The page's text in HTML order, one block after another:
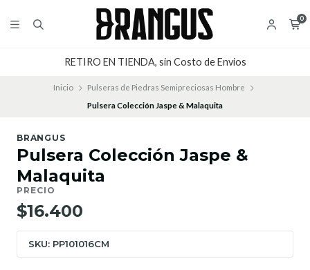
0
RETIRO EN TIENDA, sin Costo de Envios
Inicio
Pulseras de Piedras Semipreciosas Hombre
Pulsera Colección Jaspe & Malaquita
BRANGUS
Pulsera Colección Jaspe &
Malaquita
PRECIO
$16.400
SKU: PP101016CM